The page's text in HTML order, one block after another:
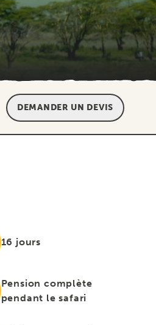
DEMANDER UN DEVIS
16 jours
Pension complète
pendant le safari